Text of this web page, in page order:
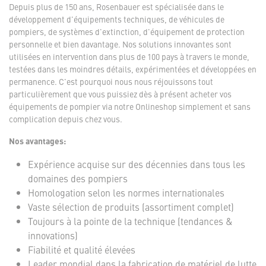
Depuis plus de 150 ans, Rosenbauer est spécialisée dans le
développement d'équipements techniques, de véhicules de
pompiers, de systèmes d'extinction, d'équipement de protection
personnelle et bien davantage. Nos solutions innovantes sont
utilisées en intervention dans plus de 100 pays à travers le monde,
testées dans les moindres détails, expérimentées et développées en
permanence. C'est pourquoi nous nous réjouissons tout
particulièrement que vous puissiez dès à présent acheter vos
équipements de pompier via notre Onlineshop simplement et sans
complication depuis chez vous.
Nos avantages:
Expérience acquise sur des décennies dans tous les
domaines des pompiers
Homologation selon les normes internationales
Vaste sélection de produits (assortiment complet)
Toujours à la pointe de la technique (tendances &
innovations)
Fiabilité et qualité élevées